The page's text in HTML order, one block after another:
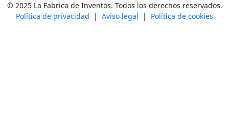
© 2025 La Fabrica de Inventos. Todos los derechos reservados.
Política de privacidad
| Aviso legal | Política de cookies